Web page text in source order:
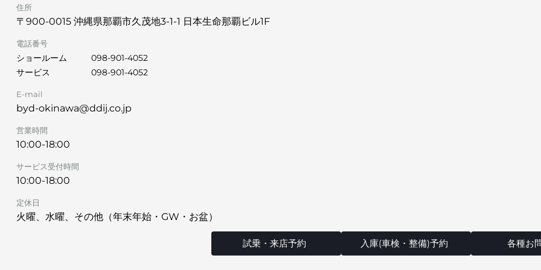
住所
〒900-0015 沖縄県那覇市久茂地3-1-1 日本生命那覇ビル1F
電話番号
ショールーム
098-901-4052
サービス
098-901-4052
E-mail
byd-okinawa@ddij.co.jp
営業時間
10:00-18:00
サービス受付時間
10:00-18:00
定休日
火曜、水曜、その他（年末年始・GW・お盆）
試乗・来店予約 入庫(車検・整備)予約 各種お